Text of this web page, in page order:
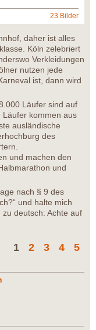
23 Bilder
daher ist alles
Köln zelebriert
Verkleidungen
nutzen jede
ist, dann wird
Läufer sind auf
Läufer kommen aus
ausländische
des
und machen den
und
nach § 9 des
und halte mich
zu deutsch: Achte auf
1 2 3 4 5